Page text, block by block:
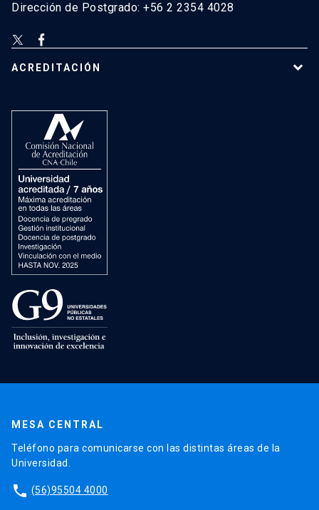
Dirección de Postgrado: +56 2 2354 4028
ACREDITACIÓN
MESA CENTRAL
Teléfono para comunicarse con las distintas áreas de la
Universidad.
phone (56)95504 4000